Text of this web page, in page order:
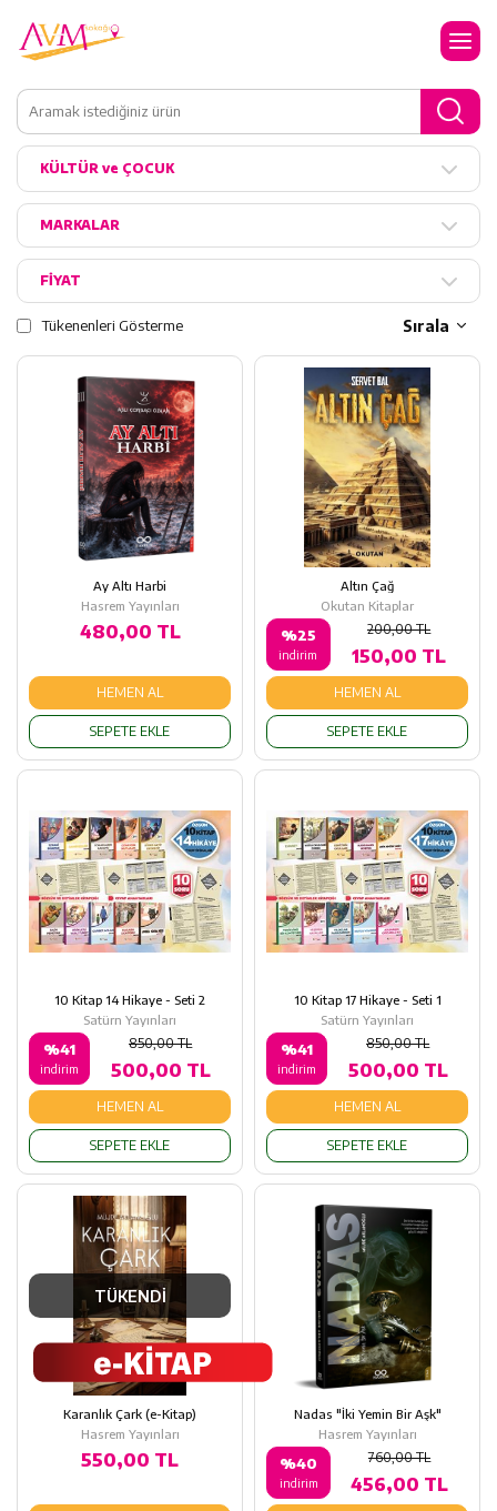
KÜLTÜR ve ÇOCUK
MARKALAR
FİYAT
Tükenenleri Gösterme Sırala
Ay Altı Harbi
Hasrem Yayınları
480,00 TL
HEMEN AL
SEPETE EKLE
Altın Çağ
Okutan Kitaplar
%25
indirim
200,00 TL
150,00 TL
HEMEN AL
SEPETE EKLE
10 Kitap 14 Hikaye - Seti 2
Satürn Yayınları
%41
indirim
850,00 TL
500,00 TL
HEMEN AL
SEPETE EKLE
10 Kitap 17 Hikaye - Seti 1
Satürn Yayınları
%41
indirim
850,00 TL
500,00 TL
HEMEN AL
SEPETE EKLE
TÜKENDİ
Karanlık Çark (e-Kitap)
Hasrem Yayınları
550,00 TL
Nadas "İki Yemin Bir Aşk"
Hasrem Yayınları
%40
indirim
760,00 TL
456,00 TL